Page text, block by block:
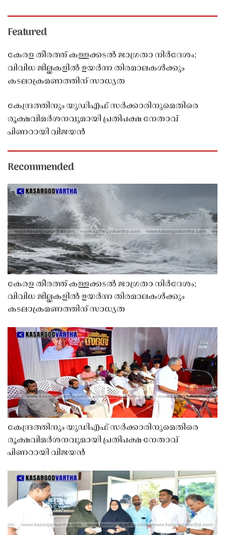
Featured
കേരള തീരത്ത് കള്ളക്കടൽ ജാഗ്രതാ നിർദേശം;
വിവിധ ജില്ലകളിൽ ഉയർന്ന തിരമാലകൾക്കും
കടലാക്രമണത്തിന് സാധ്യത
കേന്ദ്രത്തിനും യുഡിഎഫ് സർക്കാരിനുമെതിരെ
രൂക്ഷവിമർശനവുമായി പ്രതിപക്ഷ നേതാവ്
പിണറായി വിജയൻ
Recommended
കേരള തീരത്ത് കള്ളക്കടൽ ജാഗ്രതാ നിർദേശം;
വിവിധ ജില്ലകളിൽ ഉയർന്ന തിരമാലകൾക്കും
കടലാക്രമണത്തിന് സാധ്യത
കേന്ദ്രത്തിനും യുഡിഎഫ് സർക്കാരിനുമെതിരെ
രൂക്ഷവിമർശനവുമായി പ്രതിപക്ഷ നേതാവ്
പിണറായി വിജയൻ